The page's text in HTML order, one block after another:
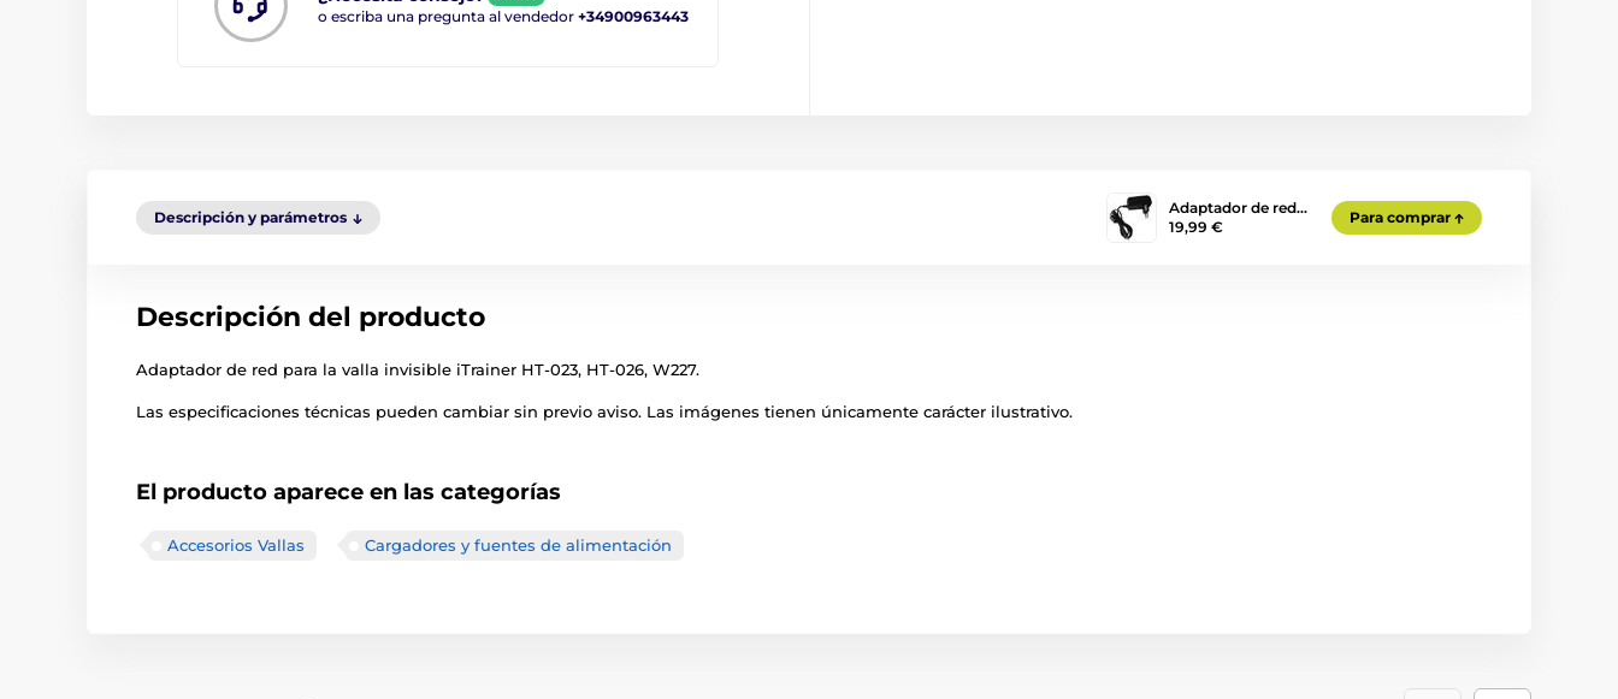
o escriba una pregunta al vendedor +34900963443
Descripción y parámetros
Adaptador de red…
19,99 €
Para comprar
Descripción del producto
Adaptador de red para la valla invisible iTrainer HT-023, HT-026, W227.
Las especificaciones técnicas pueden cambiar sin previo aviso. Las imágenes tienen únicamente carácter ilustrativo.
El producto aparece en las categorías
Accesorios Vallas Cargadores y fuentes de alimentación